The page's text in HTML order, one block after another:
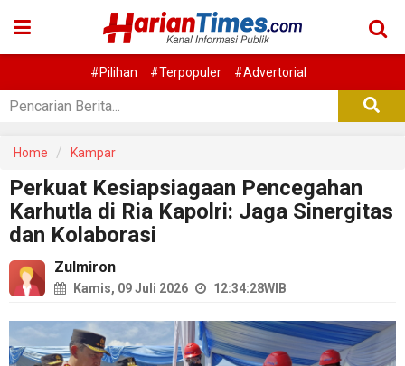
#Pilihan #Terpopuler #Advertorial
Home Kampar
Perkuat Kesiapsiagaan Pencegahan
Karhutla di Ria Kapolri: Jaga Sinergitas
dan Kolaborasi
Zulmiron
Kamis, 09 Juli 2026 12:34:28WIB